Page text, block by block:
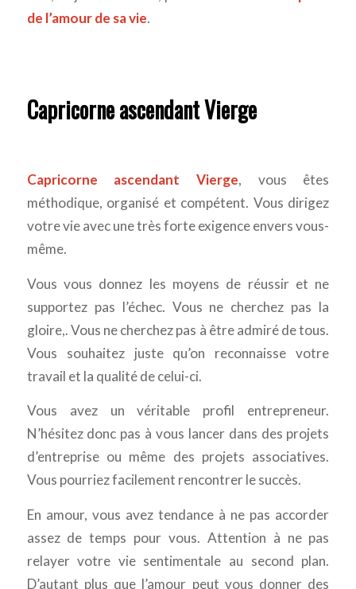
de l’amour de sa vie.
Capricorne ascendant Vierge
Capricorne ascendant Vierge, vous êtes
méthodique, organisé et compétent. Vous dirigez
votre vie avec une très forte exigence envers vous-
même.
Vous vous donnez les moyens de réussir et ne
supportez pas l’échec. Vous ne cherchez pas la
gloire,. Vous ne cherchez pas à être admiré de tous.
Vous souhaitez juste qu’on reconnaisse votre
travail et la qualité de celui-ci.
Vous avez un véritable profil entrepreneur.
N’hésitez donc pas à vous lancer dans des projets
d’entreprise ou même des projets associatives.
Vous pourriez facilement rencontrer le succès.
En amour, vous avez tendance à ne pas accorder
assez de temps pour vous. Attention à ne pas
relayer votre vie sentimentale au second plan.
D’autant plus que l’amour peut vous donner des